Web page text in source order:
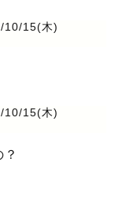
10/15(木)
10/15(木)